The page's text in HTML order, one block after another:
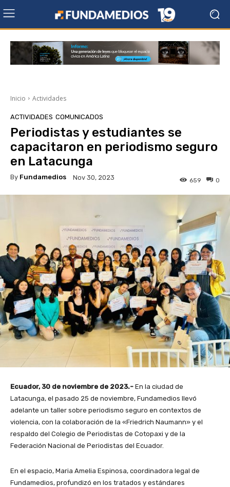
Inicio Actividades
ACTIVIDADES COMUNICADOS
Periodistas y estudiantes se
capacitaron en periodismo seguro
en Latacunga
By Fundamedios Nov 30, 2023 0
659
Ecuador, 30 de noviembre de 2023.- En la ciudad de
Latacunga, el pasado 25 de noviembre, Fundamedios llevó
adelante un taller sobre periodismo seguro en contextos de
violencia, con la colaboración de la «Friedrich Naumann» y el
respaldo del Colegio de Periodistas de Cotopaxi y de la
Federación Nacional de Periodistas del Ecuador.
En el espacio, Maria Amelia Espinosa, coordinadora legal de
Fundamedios, profundizó en los tratados y estándares